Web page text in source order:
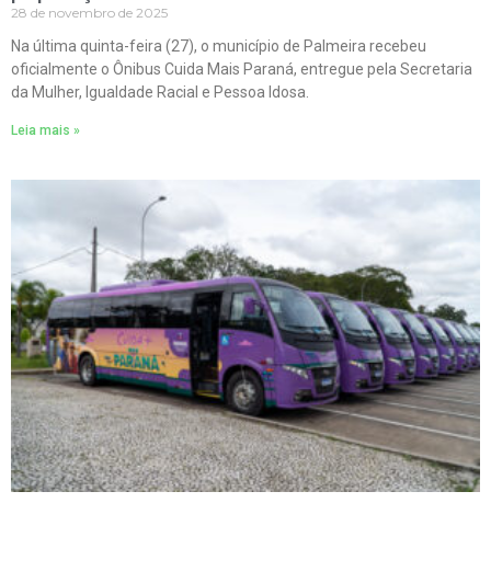
28 de novembro de 2025
Na última quinta-feira (27), o município de Palmeira recebeu
oficialmente o Ônibus Cuida Mais Paraná, entregue pela Secretaria
da Mulher, Igualdade Racial e Pessoa Idosa.
Leia mais »